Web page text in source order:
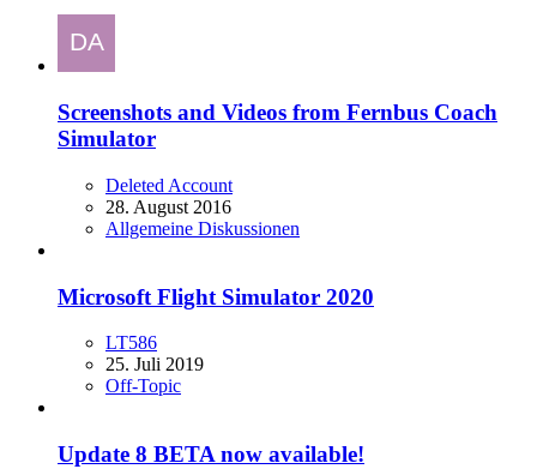
Screenshots and Videos from Fernbus Coach
Simulator
Deleted Account
28. August 2016
Allgemeine Diskussionen
Microsoft Flight Simulator 2020
LT586
25. Juli 2019
Off-Topic
Update 8 BETA now available!